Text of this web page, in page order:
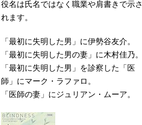
役名は氏名ではなく職業や肩書きで示さ
れます。
「最初に失明した男」に伊勢谷友介。
「最初に失明した男の妻」に木村佳乃。
「最初に失明した男」を診察した「医
師」にマーク・ラファロ。
「医師の妻」にジュリアン・ムーア。